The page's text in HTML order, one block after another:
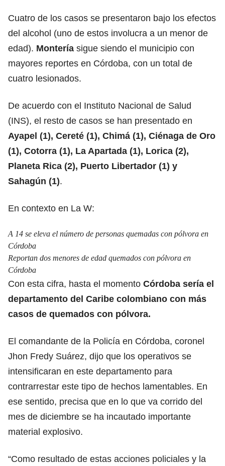
Cuatro de los casos se presentaron bajo los efectos
del alcohol (uno de estos involucra a un menor de
edad). Montería sigue siendo el municipio con
mayores reportes en Córdoba, con un total de
cuatro lesionados.
De acuerdo con el Instituto Nacional de Salud
(INS), el resto de casos se han presentado en
Ayapel (1), Cereté (1), Chimá (1), Ciénaga de Oro
(1), Cotorra (1), La Apartada (1), Lorica (2),
Planeta Rica (2), Puerto Libertador (1) y
Sahagún (1).
En contexto en La W:
A 14 se eleva el número de personas quemadas con pólvora en
Córdoba
Reportan dos menores de edad quemados con pólvora en
Córdoba
Con esta cifra, hasta el momento Córdoba sería el
departamento del Caribe colombiano con más
casos de quemados con pólvora.
El comandante de la Policía en Córdoba, coronel
Jhon Fredy Suárez, dijo que los operativos se
intensificaran en este departamento para
contrarrestar este tipo de hechos lamentables. En
ese sentido, precisa que en lo que va corrido del
mes de diciembre se ha incautado importante
material explosivo.
“Como resultado de estas acciones policiales y la